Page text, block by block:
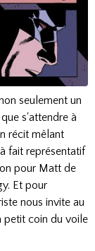
seulement un
s'attendre à
récit mêlant
fait représentatif
pour Matt de
Et pour
nous invite au
petit coin du voile